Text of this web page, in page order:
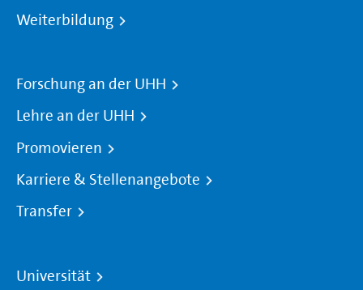
Weiterbildung
Forschung an der UHH
Lehre an der UHH
Promovieren
Karriere & Stellenangebote
Transfer
Universität